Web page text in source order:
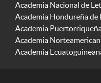
Academia Nacional de
Academia Hondureña de
Academia
Academia
Academia